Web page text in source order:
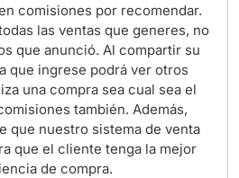
comisiones por recomendar.
las ventas que generes, no
que anunció. Al compartir su
que ingrese podrá ver otros
una compra sea cual sea el
también. Además,
que nuestro sistema de venta
que el cliente tenga la mejor
de compra.